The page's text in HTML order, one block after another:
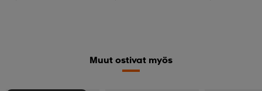
Muut ostivat myös